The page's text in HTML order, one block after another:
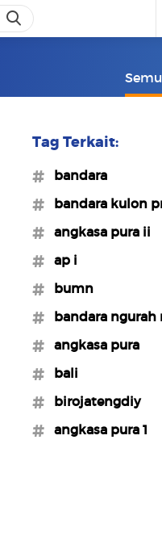
Tag Terkait:
#bandara
#bandara kulon
#angkasa pura ii
#ap i
#bumn
#bandara ngurah
#angkasa pura
#bali
#birojatengdiy
#angkasa pura 1